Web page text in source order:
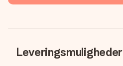
Leveringsmuligheder